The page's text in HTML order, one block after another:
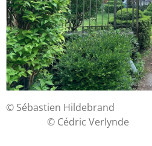
© Sébastien
© Cédric Verlynde